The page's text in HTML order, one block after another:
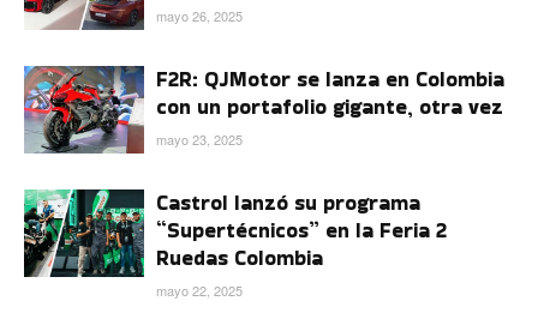
mayo 26, 2025
F2R: QJMotor se lanza en Colombia
con un portafolio gigante, otra vez
mayo 23, 2025
Castrol lanzó su programa
“Supertécnicos” en la Feria 2
Ruedas Colombia
mayo 22, 2025